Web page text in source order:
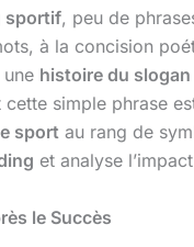
sportif, peu de
à la concision
histoire du slogan
simple phrase
sport au rang de
et analyse
le Succès